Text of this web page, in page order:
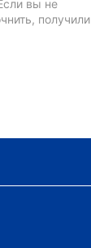
вы не
получили